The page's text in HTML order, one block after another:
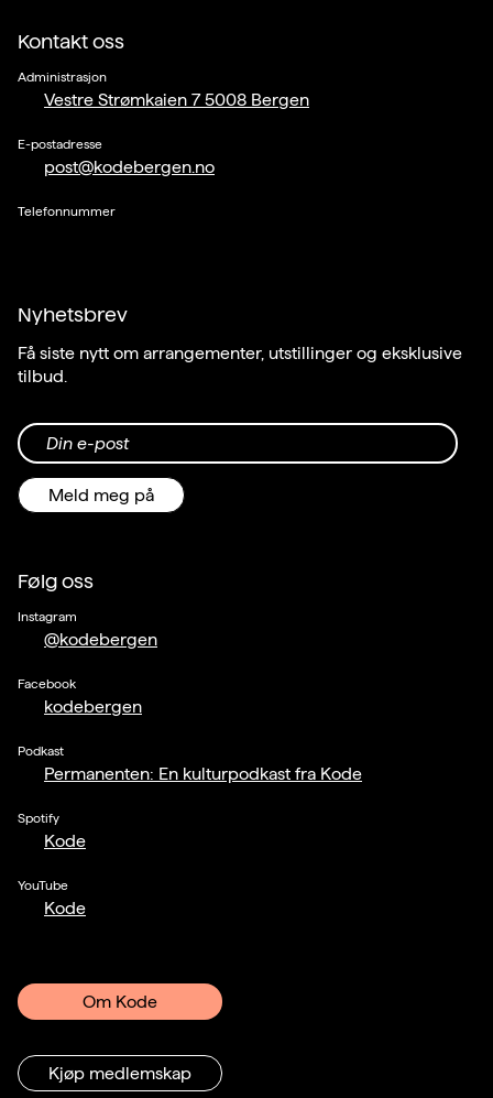
Kontakt oss
Administrasjon
Vestre Strømkaien 7 5008 Bergen
E-postadresse
post@kodebergen.no
Telefonnummer
Nyhetsbrev
Få siste nytt om arrangementer, utstillinger og eksklusive
tilbud.
Din e-post
Meld meg på
Følg oss
Instagram
@kodebergen
Facebook
kodebergen
Podkast
Permanenten: En kulturpodkast fra Kode
Spotify
Kode
YouTube
Kode
Om Kode
Kjøp medlemskap